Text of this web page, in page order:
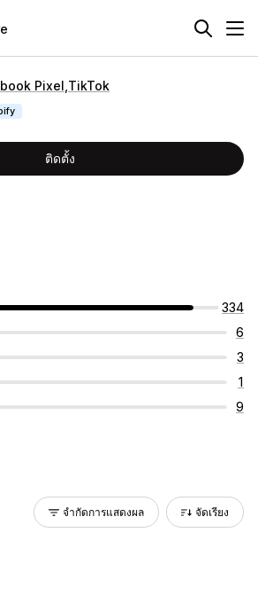
Pixel,TikTok
ติดตั้ง
334
6
3
1
9
จำกัดการแสดงผล จัดเรียง